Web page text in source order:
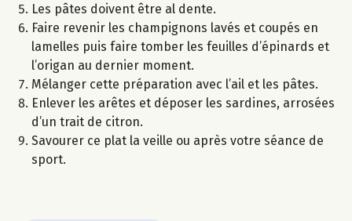
Les pâtes doivent être al dente.
Faire revenir les champignons lavés et coupés en
lamelles puis faire tomber les feuilles d’épinards et
l’origan au dernier moment.
Mélanger cette préparation avec l’ail et les pâtes.
Enlever les arêtes et déposer les sardines, arrosées
d’un trait de citron.
Savourer ce plat la veille ou après votre séance de
sport.